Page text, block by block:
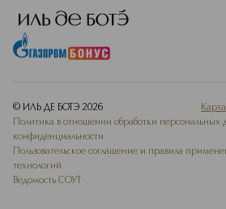
© ИЛЬ ДЕ БОТЭ 2026
Политика в отношении обработки персональных
конфиденциальности
Пользовательское соглашение и правила
технологий
Ведомость СОУТ